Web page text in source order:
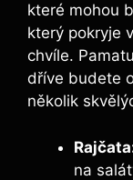
které mohou
který pokryje
chvíle.
dříve budete
několik
na